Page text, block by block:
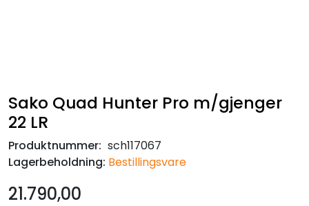
Sako Quad Hunter Pro m/gjenger
22 LR
Produktnummer: sch117067
Lagerbeholdning: Bestillingsvare
21.790,00